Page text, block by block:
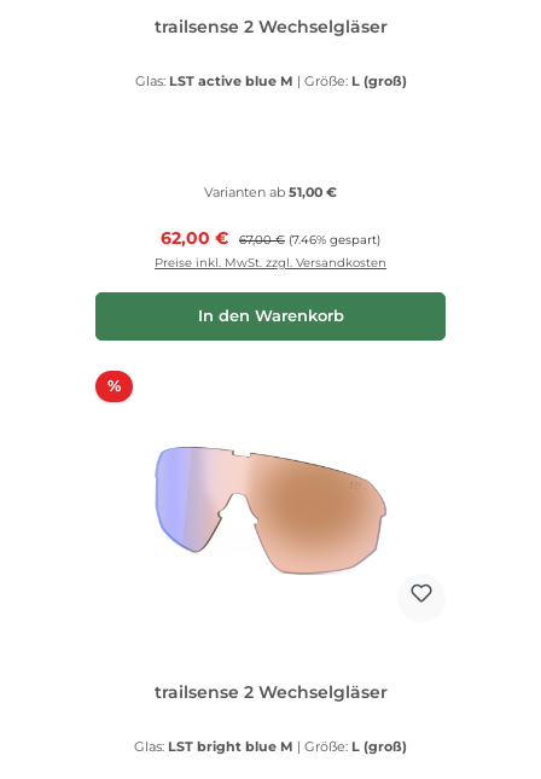
trailsense 2 Wechselgläser
Glas: LST active blue M | Größe: L (groß)
Varianten ab 51,00 €
Verkaufspreis:
62,00 € Regulärer Preis:
67,00 € (7.46% gespart)
Preise inkl. MwSt. zzgl. Versandkosten
In den Warenkorb
%Rabatt
trailsense 2 Wechselgläser
Glas: LST bright blue M | Größe: L (groß)